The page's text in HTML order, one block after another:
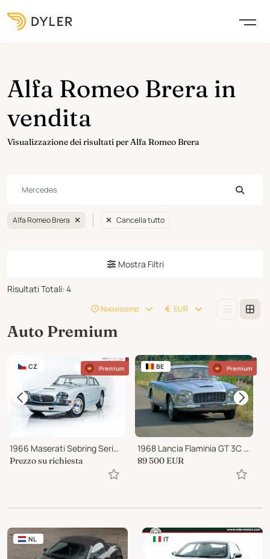
Alfa Romeo Brera in
vendita
Visualizzazione dei risultati per Alfa Romeo Brera
Alfa Romeo Brera Cancella tutto
Mostra Filtri
Risultati Totali: 4
Nuovissimo EUR
Auto Premium
CZ Premium
1966 Maserati Sebring Series II (Tipo AM101/10)
Prezzo su richiesta
BE Premium
1968 Lancia Flaminia GT 3C 2.8 liter by Touring “Superleggera"
89 500 EUR
NL IT